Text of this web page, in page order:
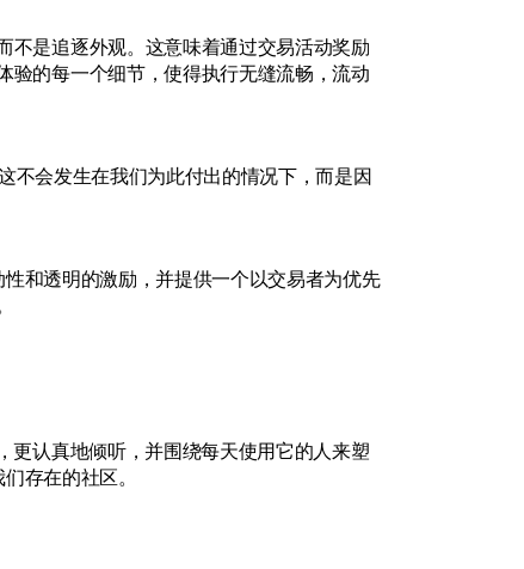
不是追逐外观。这意味着通过交易活动奖励
验的每一个细节，使得执行无缝流畅，流动
会发生在我们为此付出的情况下，而是因
和透明的激励，并提供一个以交易者为优先
更认真地倾听，并围绕每天使用它的人来塑
存在的社区。